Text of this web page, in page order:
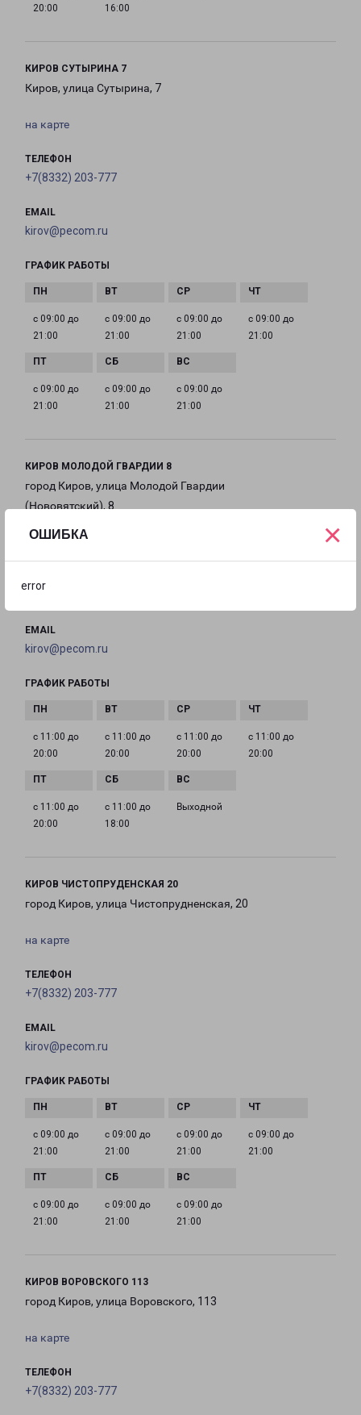
ОШИБКА
error
×
20:00
16:00
КИРОВ СУТЫРИНА 7
Киров, улица Сутырина, 7
на карте
ТЕЛЕФОН
+7(8332) 203-777
EMAIL
kirov@pecom.ru
ГРАФИК РАБОТЫ
с 09:00 до
21:00
с 09:00 до
21:00
с 09:00 до
21:00
с 09:00 до
21:00
с 09:00 до
21:00
с 09:00 до
21:00
с 09:00 до
21:00
КИРОВ МОЛОДОЙ ГВАРДИИ 8
город Киров, улица Молодой Гвардии
(Нововятский), 8
на карте
EMAIL
kirov@pecom.ru
ГРАФИК РАБОТЫ
с 11:00 до
20:00
с 11:00 до
20:00
с 11:00 до
20:00
с 11:00 до
20:00
с 11:00 до
20:00
с 11:00 до
18:00
Выходной
КИРОВ ЧИСТОПРУДЕНСКАЯ 20
город Киров, улица Чистопрудненская, 20
на карте
ТЕЛЕФОН
+7(8332) 203-777
EMAIL
kirov@pecom.ru
ГРАФИК РАБОТЫ
с 09:00 до
21:00
с 09:00 до
21:00
с 09:00 до
21:00
с 09:00 до
21:00
с 09:00 до
21:00
с 09:00 до
21:00
с 09:00 до
21:00
КИРОВ ВОРОВСКОГО 113
город Киров, улица Воровского, 113
на карте
ТЕЛЕФОН
+7(8332) 203-777